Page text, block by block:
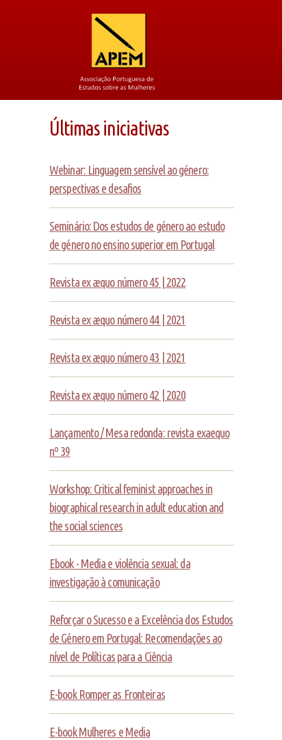
Últimas iniciativas
Webinar: Linguagem sensível ao género:
perspectivas e desafios
Seminário: Dos estudos de género ao estudo
de género no ensino superior em Portugal
Revista ex æquo número 45 | 2022
Revista ex æquo número 44 | 2021
Revista ex æquo número 43 | 2021
Revista ex æquo número 42 | 2020
Lançamento / Mesa redonda: revista exaequo
nº 39
Workshop: Critical feminist approaches in
biographical research in adult education and
the social sciences
Ebook - Media e violência sexual: da
investigação à comunicação
Reforçar o Sucesso e a Excelência dos Estudos
de Género em Portugal: Recomendações ao
nível de Políticas para a Ciência
E-book Romper as Fronteiras
E-book Mulheres e Media